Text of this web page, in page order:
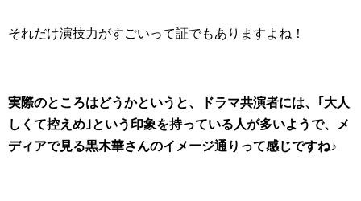
それだけ演技力がすごいって証でもありますよね！
実際のところはどうかというと、ドラマ共演者には、｢大人
しくて控えめ｣という印象を持っている人が多いようで、メ
ディアで見る黒木華さんのイメージ通りって感じですね♪